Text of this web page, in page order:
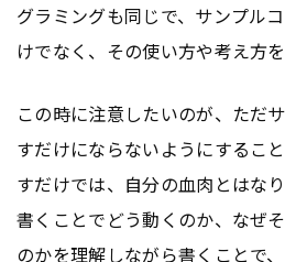
グラミングも同じで、サンプル
けでなく、その使い方や考え方
この時に注意したいのが、ただ
すだけにならないようにするこ
すだけでは、自分の血肉とはな
書くことでどう動くのか、なぜ
のかを理解しながら書くことで